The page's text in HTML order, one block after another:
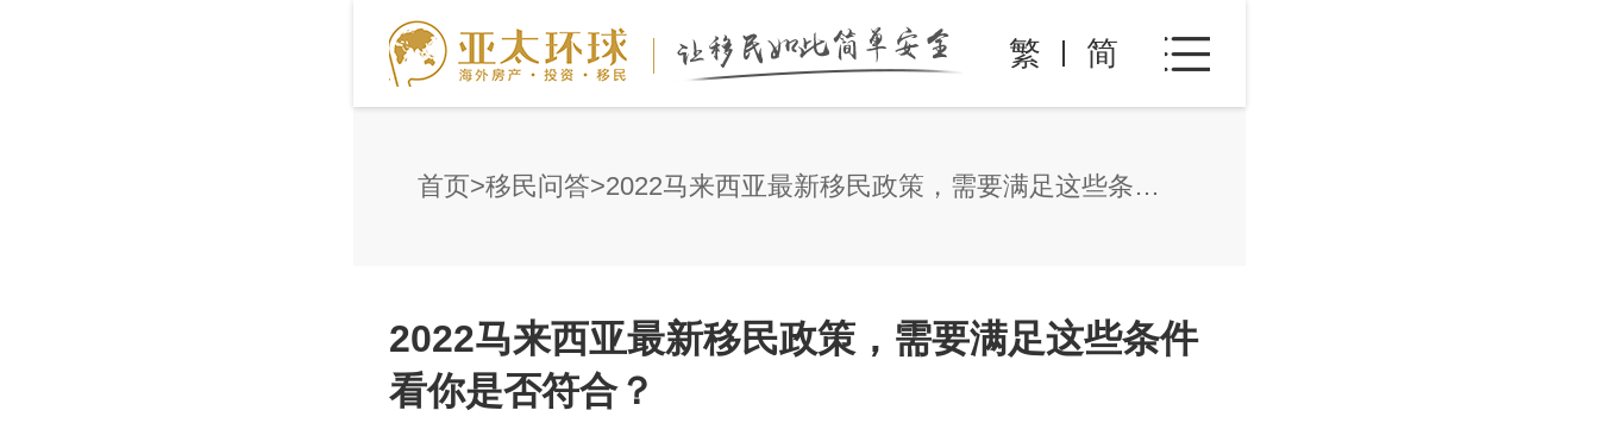
繁 简
首页 移民问答 2022马来西亚最新移民政策，需要满足这些条件看你是否符合？
2022马来西亚最新移民政策，需要满足这些条件
看你是否符合？